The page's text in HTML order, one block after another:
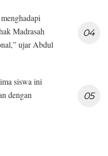
Madrasah
ujar Abdul
siswa ini
dengan